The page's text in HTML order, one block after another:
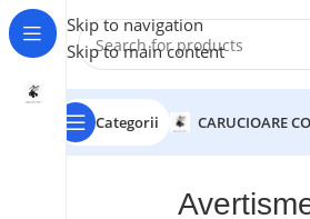
Skip to navigation
Skip to main content
Categorii CARUCIOARE